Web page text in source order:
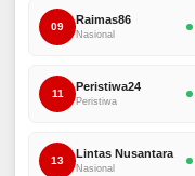
09
Raimas86
Nasional
11
Peristiwa24
Peristiwa
13
Lintas Nusantara
Nasional